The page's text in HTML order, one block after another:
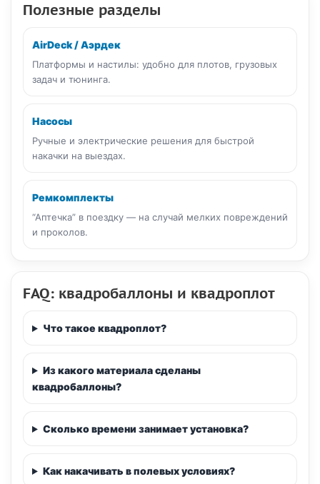
Полезные разделы
AirDeck / Аэрдек
Платформы и настилы: удобно для плотов, грузовых
задач и тюнинга.
Насосы
Ручные и электрические решения для быстрой
накачки на выездах.
Ремкомплекты
“Аптечка” в поездку — на случай мелких повреждений
и проколов.
FAQ: квадробаллоны и квадроплот
Что такое квадроплот?
Из какого материала сделаны
квадробаллоны?
Сколько времени занимает установка?
Как накачивать в полевых условиях?